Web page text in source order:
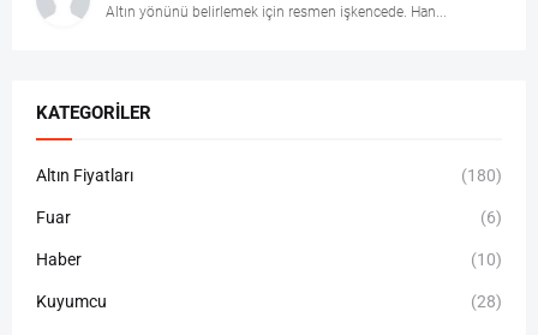
Altın yönünü belirlemek için resmen işkencede. Han...
KATEGORILER
Altın Fiyatları (180)
Fuar (6)
Haber (10)
Kuyumcu (28)